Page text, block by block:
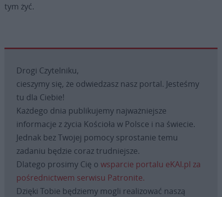
tym żyć.
Drogi Czytelniku,
cieszymy się, że odwiedzasz nasz portal. Jesteśmy
tu dla Ciebie!
Każdego dnia publikujemy najważniejsze
informacje z życia Kościoła w Polsce i na świecie.
Jednak bez Twojej pomocy sprostanie temu
zadaniu będzie coraz trudniejsze.
Dlatego prosimy Cię o wsparcie portalu eKAI.pl za
pośrednictwem serwisu Patronite.
Dzięki Tobie będziemy mogli realizować naszą